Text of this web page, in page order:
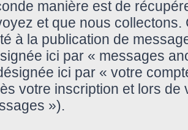
manière est de
et que nous collectons.
à la publication de
ici par « messages
ici par « votre
votre inscription et lors
»).